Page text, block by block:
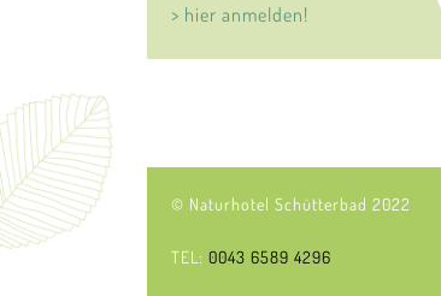
> hier anmelden!
© Naturhotel Schütterbad 2022
TEL: 0043 6589 4296